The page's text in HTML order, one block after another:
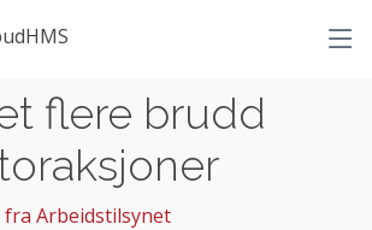
flere brudd
Arbeidstilsynet